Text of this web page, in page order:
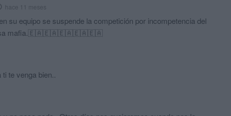
hace 11 meses
su equipo se suspende la competición por incompetencia del
mafia.🇪🇦🇪🇦🇪🇦🇪🇦🇪🇦
te venga bien..